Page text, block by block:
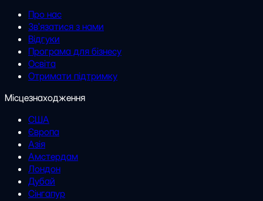
Про нас
Зв'язатися з нами
Відгуки
Програма для бізнесу
Освіта
Отримати підтримку
Місцезнаходження
США
Європа
Азія
Амстердам
Лондон
Дубай
Сінгапур